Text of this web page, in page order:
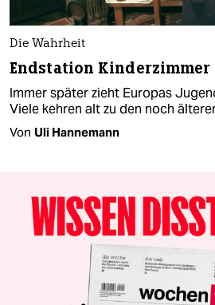
Die Wahrheit
Endstation Kinderzimmer
Immer später zieht Europas
Viele kehren alt zu den noch
Von Uli Hannemann